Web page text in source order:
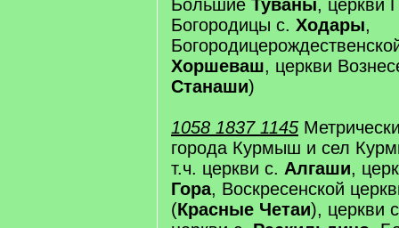
Большие Туваны, церкви
Богородицы с. Ходары,
Хоршеваш, церкви
Станаши)
1058 1837 1145
города Курмыш и сел
т.ч. церкви с. Алгаши,
Гора, Воскресенской
(Красные Четаи), церкви